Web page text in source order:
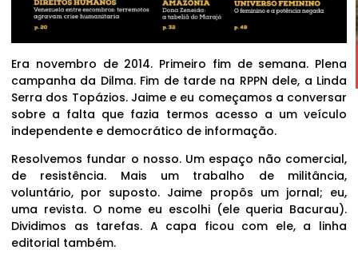
Era novembro de 2014. Primeiro fim de semana. Plena
campanha da Dilma. Fim de tarde na RPPN dele, a Linda
Serra dos Topázios. Jaime e eu começamos a conversar
sobre a falta que fazia termos acesso a um veículo
independente e democrático de informação.
Resolvemos fundar o nosso. Um espaço não comercial,
de resistência. Mais um trabalho de militância,
voluntário, por suposto. Jaime propôs um jornal; eu,
uma revista. O nome eu escolhi (ele queria Bacurau).
Dividimos as tarefas. A capa ficou com ele, a linha
editorial também.